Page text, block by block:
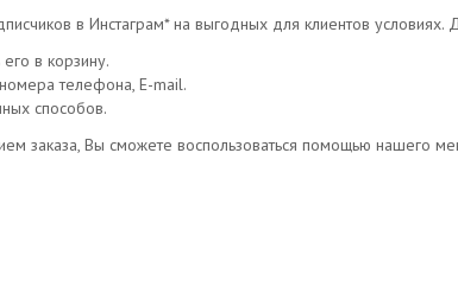
в Инстаграм* на выгодных для клиентов
в корзину.
телефона, E-mail.
способов.
заказа, Вы сможете воспользоваться помощью нашего